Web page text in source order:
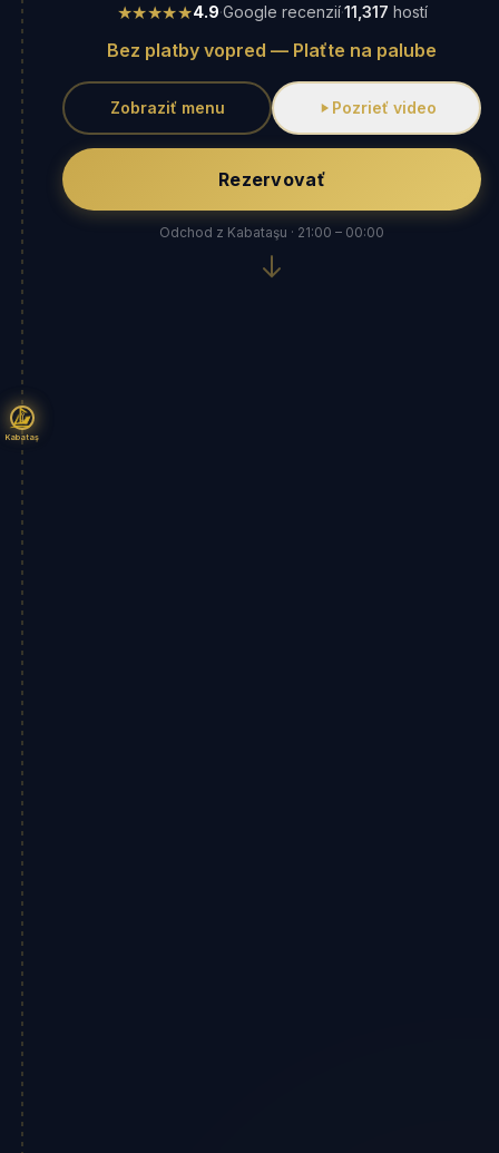
Kabataş
★★★★★4.9·Google recenzií·11,317 hostí
Bez platby vopred — Plaťte na palube
Zobraziť menu Pozrieť video
Rezervovať
Odchod z Kabataşu · 21:00 – 00:00